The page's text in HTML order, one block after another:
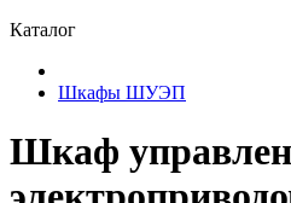
Каталог
Шкафы ШУЭП
Шкаф